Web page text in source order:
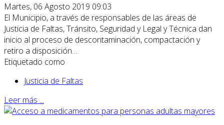
Martes, 06 Agosto 2019 09:03
El Municipio, a través de responsables de las áreas de
Justicia de Faltas, Tránsito, Seguridad y Legal y Técnica dan
inicio al proceso de descontaminación, compactación y
retiro a disposición…
Etiquetado como
Justicia de Faltas
Leer más ...